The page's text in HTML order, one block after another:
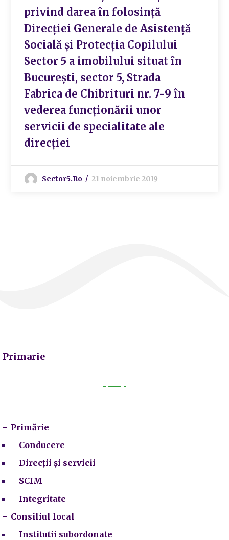
privind darea în folosință
Direcției Generale de Asistență
Socială și Protecția Copilului
Sector 5 a imobilului situat în
București, sector 5, Strada
Fabrica de Chibrituri nr. 7-9 în
vederea funcționării unor
servicii de specialitate ale
direcției
Sector5.ro 21 noiembrie 2019
Primarie
Primărie
Conducere
Direcții și servicii
SCIM
Integritate
Consiliul local
Institutii subordonate